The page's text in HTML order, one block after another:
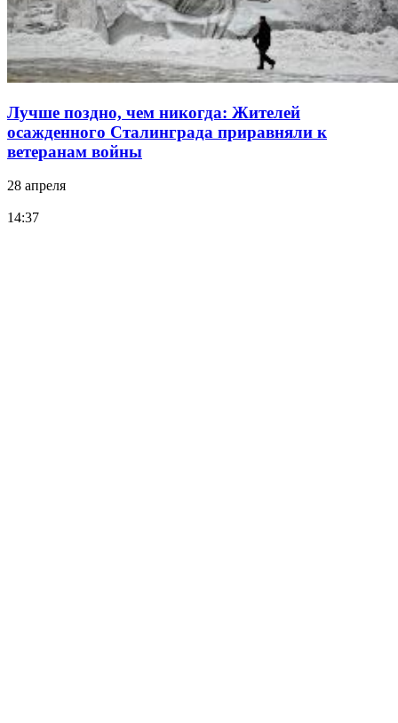
Лучше поздно, чем никогда: Жителей
осажденного Сталинграда приравняли к
ветеранам войны
28 апреля
14:37